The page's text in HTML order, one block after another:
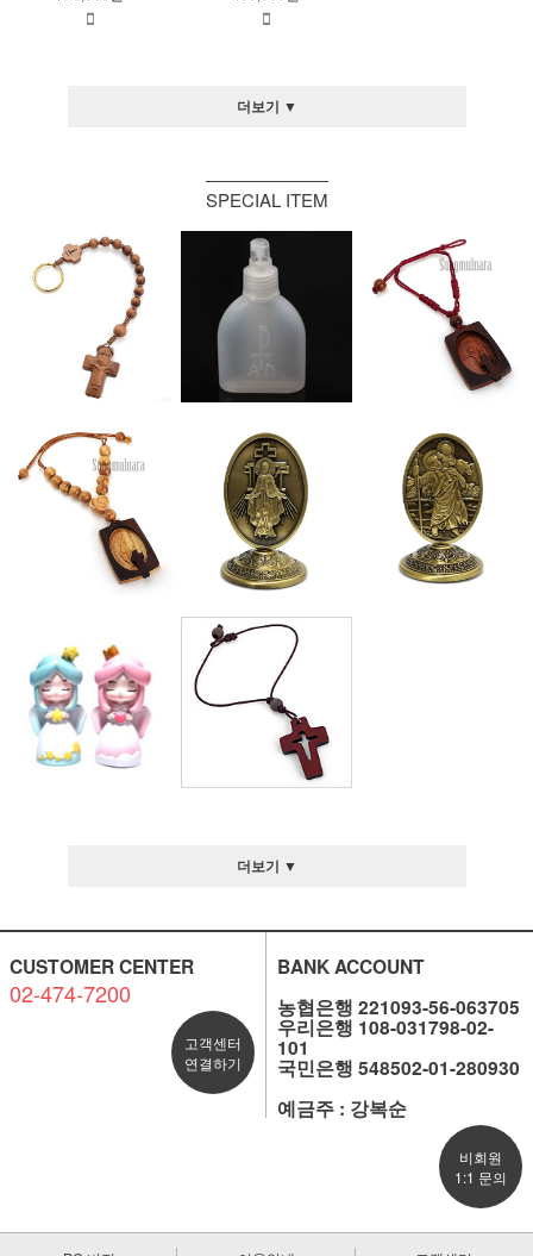
더보기 ▼
SPECIAL ITEM
더보기 ▼
CUSTOMER CENTER
02-474-7200
고객센터
연결하기
BANK ACCOUNT
농협은행 221093-56-063705
우리은행 108-031798-02-
101
국민은행 548502-01-280930
예금주 : 강복순
비회원
1:1 문의